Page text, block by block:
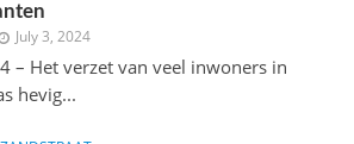
July 3, 2024
– Het verzet van veel inwoners in
hevig...